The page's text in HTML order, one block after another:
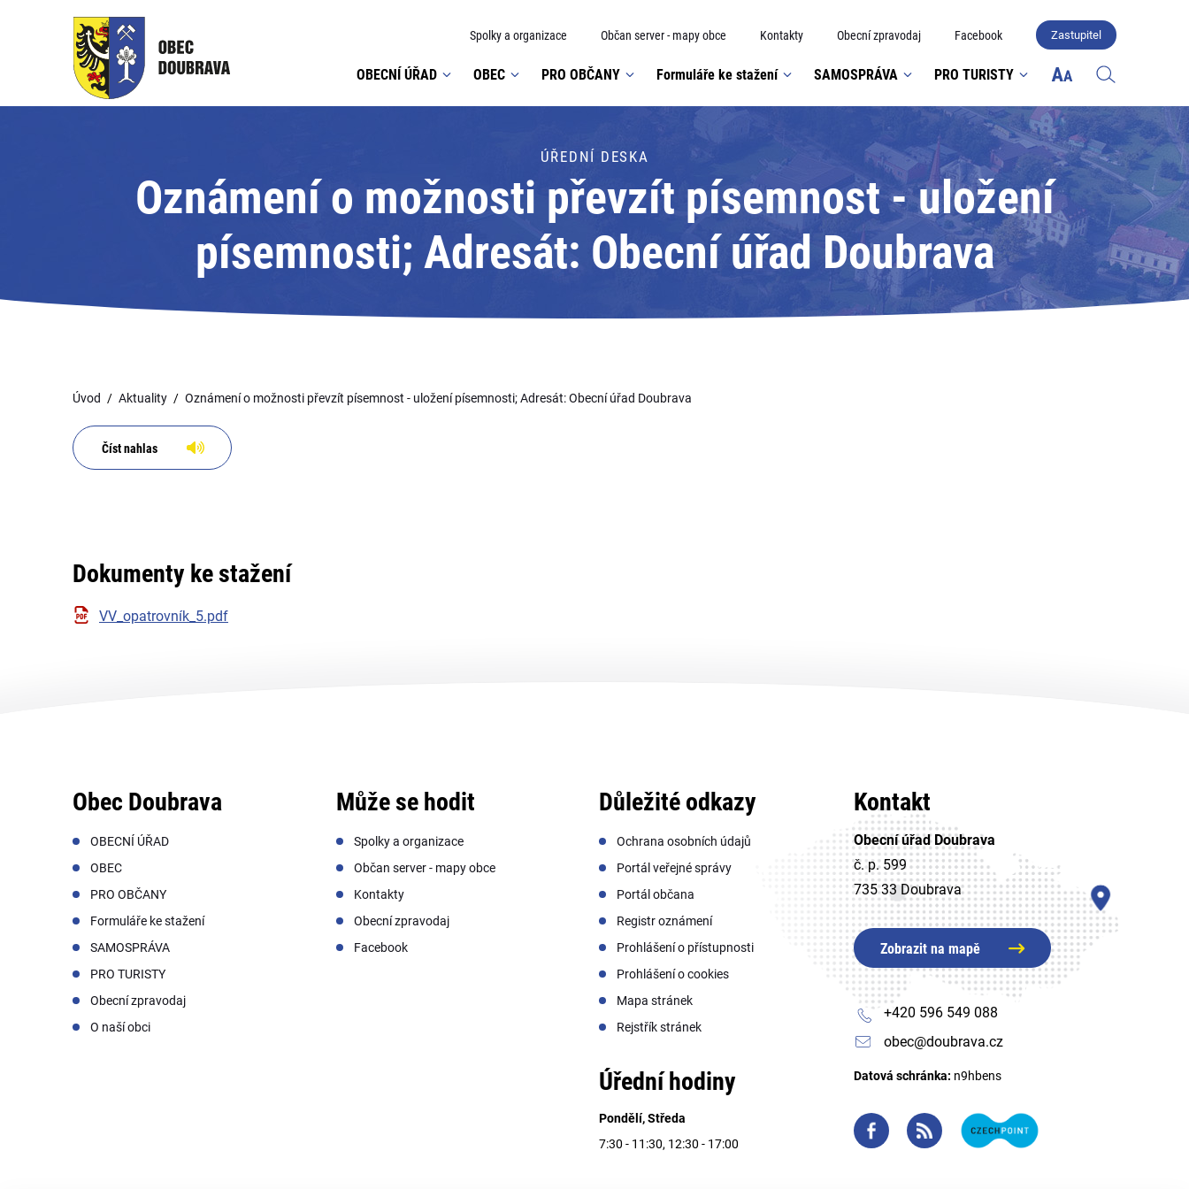
Spolky a organizace Občan server - mapy obce Kontakty Obecní zpravodaj Facebook Zastupitel
OBECNÍ ÚŘAD OBEC PRO OBČANY Formuláře ke stažení SAMOSPRÁVA PRO TURISTY
ÚŘEDNÍ DESKA
Oznámení o možnosti převzít písemnost - uložení
písemnosti; Adresát: Obecní úřad Doubrava
Úvod Aktuality Oznámení o možnosti převzít písemnost - uložení písemnosti; Adresát: Obecní úřad Doubrava
Číst nahlas
Dokumenty ke stažení
VV_opatrovník_5.pdf
Obec Doubrava
OBECNÍ ÚŘAD
OBEC
PRO OBČANY
Formuláře ke stažení
SAMOSPRÁVA
PRO TURISTY
Obecní zpravodaj
O naší obci
Může se hodit
Spolky a organizace
Občan server - mapy obce
Kontakty
Obecní zpravodaj
Facebook
Důležité odkazy
Ochrana osobních údajů
Portál veřejné správy
Portál občana
Registr oznámení
Prohlášení o přístupnosti
Prohlášení o cookies
Mapa stránek
Rejstřík stránek
Úřední hodiny
Pondělí, Středa
7:30 - 11:30, 12:30 - 17:00
Kontakt
Obecní úřad Doubrava
č. p. 599
735 33 Doubrava
Zobrazit na mapě
+420 596 549 088
obec@doubrava.cz
Datová schránka: n9hbens